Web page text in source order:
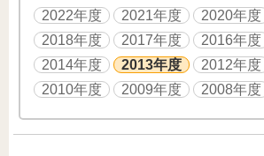
2022年度
2021年度 2020年度
2018年度
2017年度 2016年度
2014年度
2013年度 2012年度
2010年度
2009年度 2008年度